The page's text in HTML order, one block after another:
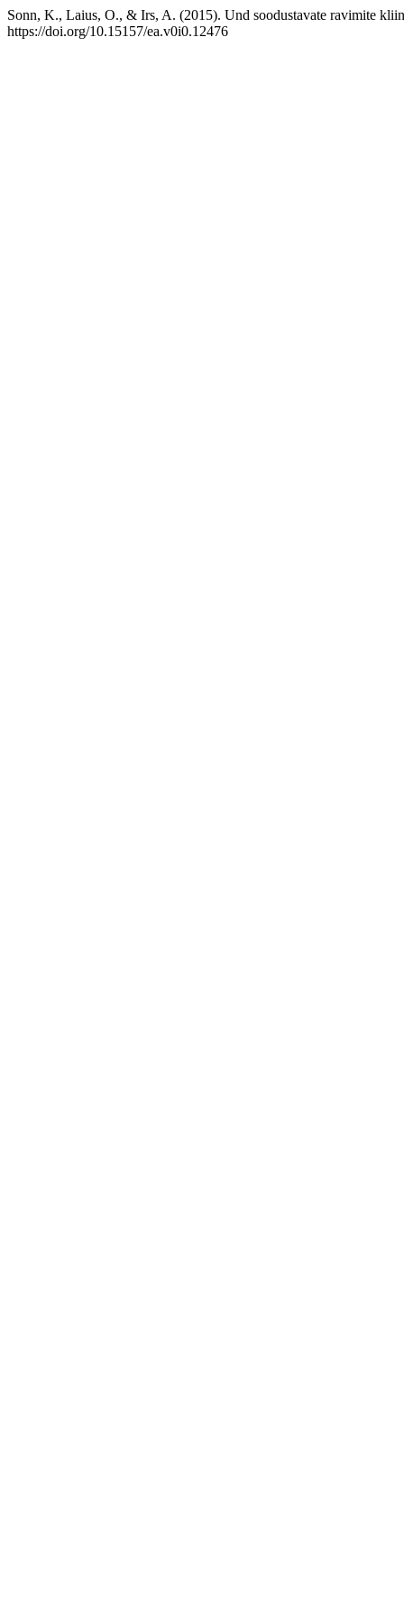
Sonn, K., Laius, O., & Irs, A. (2015). Und soodustavate ravimite
https://doi.org/10.15157/ea.v0i0.12476